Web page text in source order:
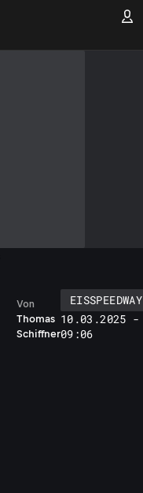
Thomas
Schiffner
Von
EISSPEEDWAY
10.03.2025 -
09:06